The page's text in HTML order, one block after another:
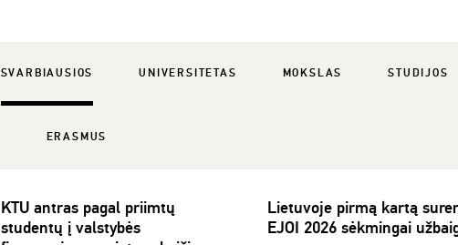
SVARBIAUSIOS UNIVERSITETAS MOKSLAS STUDIJOS
ERASMUS
KTU antras pagal priimtų
studentų į valstybės
Lietuvoje pirmą kartą
EJOI 2026 sėkmingai